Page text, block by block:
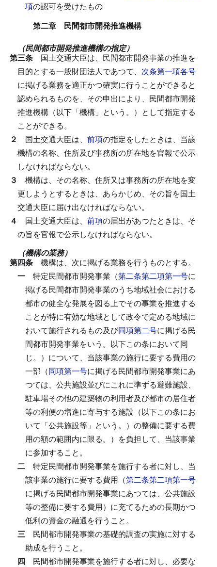
項の認可を受けたもの
第二章 民間都市開発推進機構
（民間都市開発推進機構の指定）
第三条 国土交通大臣は、民間都市開発事業の推進を
目的とする一般財団法人であつて、 次条第一項各号
に掲げる業務を適正かつ確実に行うことができると
認められるものを、その申出により、民間都市開発
推進機構（以下「機構」という。）として指定する
ことができる。
２ 国土交通大臣は、 前項の指定をしたときは、当該
機構の名称、住所及び事務所の所在地を官報で公示
しなければならない。
３ 機構は、その名称、住所又は事務所の所在地を変
更しようとするときは、あらかじめ、その旨を国土
交通大臣に届け出なければならない。
４ 国土交通大臣は、 前項の届出があつたときは、そ
の旨を官報で公示しなければならない。
（機構の業務）
第四条 機構は、次に掲げる業務を行うものとする。
一 特定民間都市開発事業（第二条第二項第一号に
掲げる民間都市開発事業のうち地域社会における
都市の健全な発展を図る上でその事業を推進する
ことが特に有効な地域として政令で定める地域に
おいて施行されるもの及び同項第二号に掲げる民
間都市開発事業をいう。以下この条において同
じ。）について、当該事業の施行に要する費用の
一部（同項第一号に掲げる民間都市開発事業にあ
つては、公共施設並びにこれに準ずる避難施設、
駐車場その他の建築物の利用者及び都市の居住者
等の利便の増進に寄与する施設（以下この条にお
いて「公共施設等」という。）の整備に要する費
用の額の範囲内に限る。）を負担して、当該事業
に参加すること。
二 特定民間都市開発事業を施行する者に対し、当
該事業の施行に要する費用（第二条第二項第一号
に掲げる民間都市開発事業にあつては、公共施設
等の整備に要する費用）に充てるための長期かつ
低利の資金の融通を行うこと。
三 民間都市開発事業の基礎的調査の実施に対する
助成を行うこと。
四 民間都市開発事業を施行する者に対し、必要な